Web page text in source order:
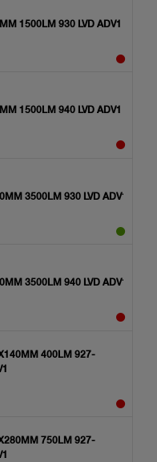
1500LM 930 LVD ADV1
1500LM 940 LVD ADV1
3500LM 930 LVD ADV1
3500LM 940 LVD ADV1
400LM 927-
750LM 927-